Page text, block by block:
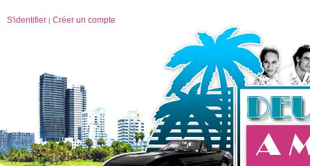
S'identifier | Créer un compte